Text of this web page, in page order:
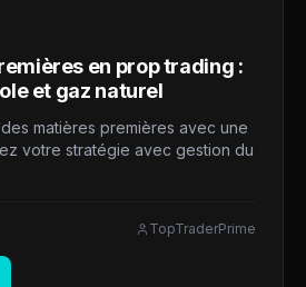
en prop trading :
et gaz naturel
matières premières avec une
votre stratégie avec gestion du
TopTraderPrime